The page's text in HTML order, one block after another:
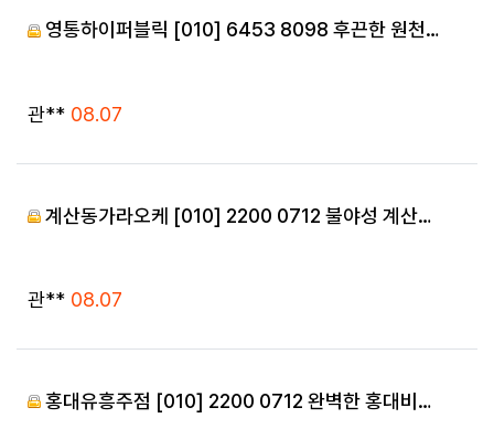
영통하이퍼블릭 [010] 6453 8098 후끈한 원천…
등록자
관** 등록일
08.07
계산동가라오케 [010] 2200 0712 불야성 계산…
등록자
관** 등록일
08.07
홍대유흥주점 [010] 2200 0712 완벽한 홍대비…